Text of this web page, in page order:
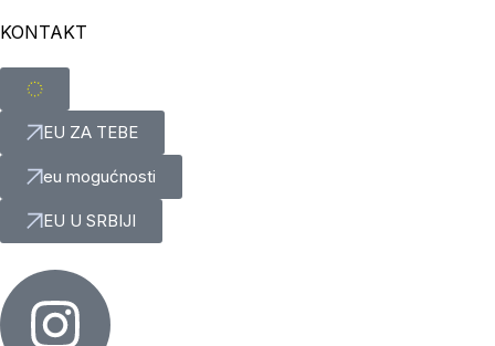
KONTAKT
EU ZA TEBE
eu mogućnosti
EU U SRBIJI